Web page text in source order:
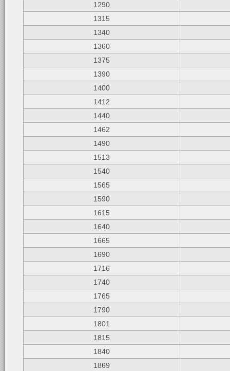
1290
1315
1340
1360
1375
1390
1400
1412
1440
1462
1490
1513
1540
1565
1590
1615
1640
1665
1690
1716
1740
1765
1790
1801
1815
1840
1869